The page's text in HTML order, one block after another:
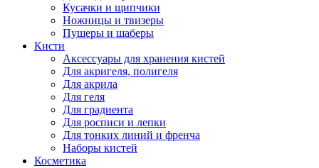
Кусачки и щипчики
Ножницы и твизеры
Пушеры и шаберы
Кисти
Аксессуары для хранения кистей
Для акригеля, полигеля
Для акрила
Для геля
Для градиента
Для росписи и лепки
Для тонких линий и френча
Наборы кистей
Косметика